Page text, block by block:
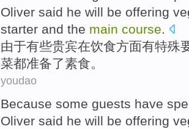
Oliver said he will be offering
starter and the main course.
由于有些贵宾在饮食方面有特殊
菜都准备了素食。
youdao
Because some guests have
Oliver said he will be offering